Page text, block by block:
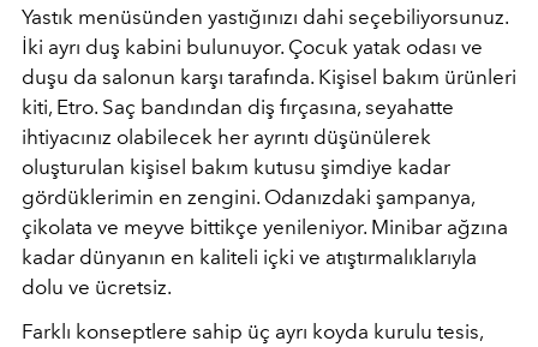
Yastık menüsünden yastığınızı dahi seçebiliyorsunuz.
İki ayrı duş kabini bulunuyor. Çocuk yatak odası ve
duşu da salonun karşı tarafında. Kişisel bakım ürünleri
kiti, Etro. Saç bandından diş fırçasına, seyahatte
ihtiyacınız olabilecek her ayrıntı düşünülerek
oluşturulan kişisel bakım kutusu şimdiye kadar
gördüklerimin en zengini. Odanızdaki şampanya,
çikolata ve meyve bittikçe yenileniyor. Minibar ağzına
kadar dünyanın en kaliteli içki ve atıştırmalıklarıyla
dolu ve ücretsiz.
Farklı konseptlere sahip üç ayrı koyda kurulu tesis,